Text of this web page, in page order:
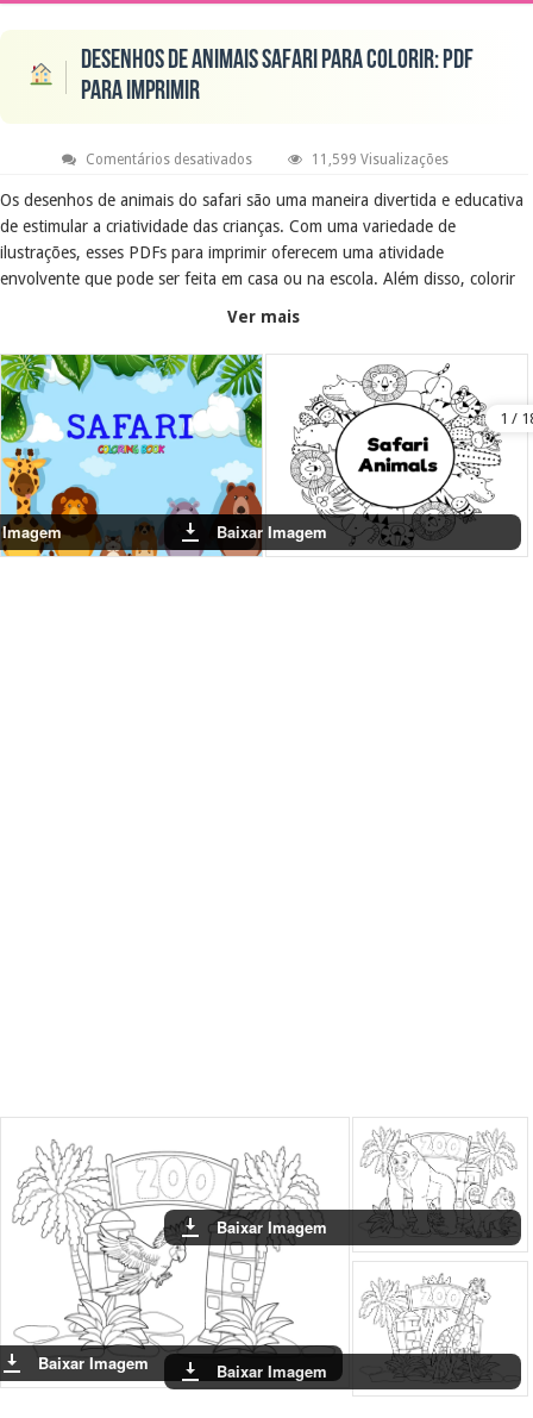
Desenhos de animais Safari para colorir: PDF
para imprimir
Comentários desativadosem
de
animais
Safari
para
colorir:
PDF
imprimir
11,599 Visualizações
Os desenhos de animais do safari são uma maneira divertida e educativa
de estimular a criatividade das crianças. Com uma variedade de
ilustrações, esses PDFs para imprimir oferecem uma atividade
envolvente que pode ser feita em casa ou na escola. Além disso, colorir
Objetivo Educacional
O objetivo é proporcionar uma atividade lúdica que ensine sobre os
animais do safari, promovendo o aprendizado através da arte. As
crianças podem explorar suas cores favoritas enquanto aprendem sobre
a fauna e a importância da preservação ambiental.
Conclusão
Ver mais
Baixar Imagem
Baixar Imagem
Baixar Imagem
Baixar Imagem